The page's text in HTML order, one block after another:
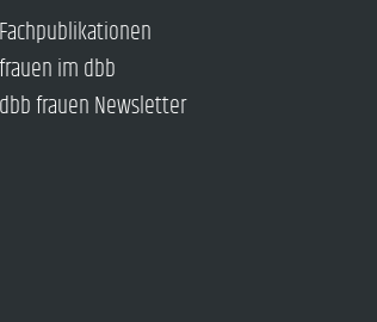
Fachpublikationen
frauen im dbb
dbb frauen Newsletter